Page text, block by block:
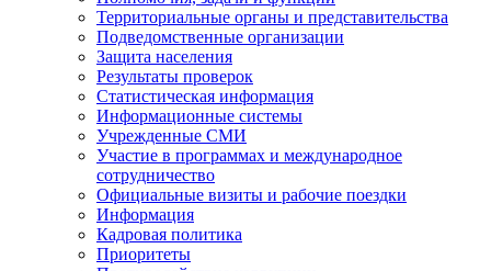
Территориальные органы и представительства
Подведомственные организации
Защита населения
Результаты проверок
Статистическая информация
Информационные системы
Учрежденные СМИ
Участие в программах и международное
сотрудничество
Официальные визиты и рабочие поездки
Информация
Кадровая политика
Приоритеты